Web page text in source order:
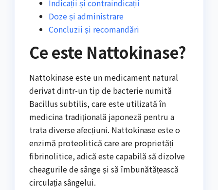
Indicații și contraindicații
Doze și administrare
Concluzii și recomandări
Ce este Nattokinase?
Nattokinase este un medicament natural
derivat dintr-un tip de bacterie numită
Bacillus subtilis, care este utilizată în
medicina tradițională japoneză pentru a
trata diverse afecțiuni. Nattokinase este o
enzimă proteolitică care are proprietăți
fibrinolitice, adică este capabilă să dizolve
cheagurile de sânge și să îmbunătățească
circulația sângelui.